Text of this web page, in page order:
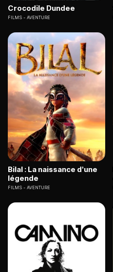
Crocodile Dundee
FILMS AVENTURE
Bilal : La naissance d'une
légende
FILMS AVENTURE